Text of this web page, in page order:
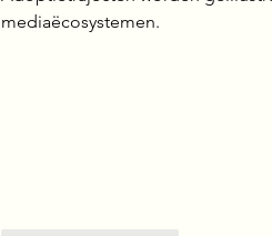
mediaëcosystemen.